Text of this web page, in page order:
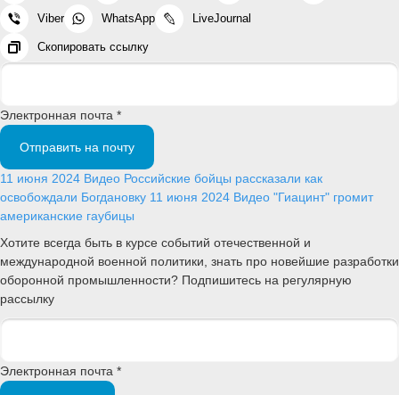
Viber WhatsApp LiveJournal
Скопировать ссылку
Электронная почта *
Отправить на почту
11 июня 2024 Видео Российские бойцы рассказали как
освобождали Богдановку 11 июня 2024 Видео "Гиацинт" громит
американские гаубицы
Хотите всегда быть в курсе событий отечественной и
международной военной политики, знать про новейшие разработки
оборонной промышленности? Подпишитесь на регулярную
рассылку
Электронная почта *